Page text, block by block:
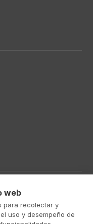
web
para recolectar y
uso y desempeño de